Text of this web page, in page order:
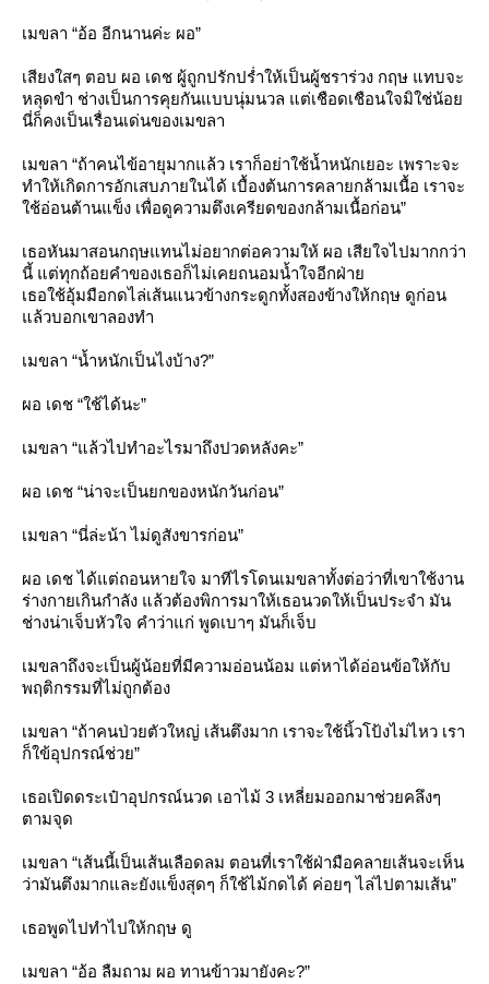
เมขลา “อ้อ อีกนานค่ะ ผอ”
เสียงใสๆ ตอบ ผอ เดช ผู้ถูกปรักปร่ำให้เป็นผู้ชราร่วง กฤษ แทบจะ
หลุดขำ ช่างเป็นการคุยกันแบบนุ่มนวล แต่เชือดเชือนใจมิใช่น้อ
นี่ก็คงเป็นเรื่อนเด่นของเมขลา
เมขลา “ถ้าคนไข้อายุมากแล้ว เราก็อย่าใช้น้ำหนักเยอะ เพราะจะ
ทำให้เกิดการอักเสบภายในได้ เบื้องต้นการคลายกล้ามเนื้อ เราจะ
ช้อ่อนต้านแข็ง เพื่อดูความตึงเครียดของกล้ามเนื้อก่อน”
เธอหันมาสอนกฤษแทนไม่อยากต่อความให้ ผอ เสียใจไปมากกว่า
นี้ แต่ทุกถ้อยคำของเธอก็ไม่เคยถนอมน้ำใจอีกฝ่า
เธอใช้อุ้มมือกดไล่เส้นแนวข้างกระดูกทั้งสองข้างให้กฤษ ดูก่อน
ล้วบอกเขาลองทำ
เมขลา “น้ำหนักเป็นไงบ้าง?”
ผอ เดช “ใช้ได้นะ”
เมขลา “แล้วไปทำอะไรมาถึงปวดหลังคะ”
ผอ เดช “น่าจะเป็นยกของหนักวันก่อน”
เมขลา “นี่ล่ะน้า ไม่ดูสังขารก่อน”
ผอ เดช ได้แต่ถอนหายใจ มาทีไรโดนเมขลาทั้งต่อว่าที่เขาใช้งาน
ร่างกายเกินกำลัง แล้วต้องพิการมาให้เธอนวดให้เป็นประจำ มัน
ช่างน่าเจ็บหัวใจ คำว่าแก่ พูดเบาๆ มันก็เจ็บ
เมขลาถึงจะเป็นผู้น้อยที่มีความอ่อนน้อม แต่หาได้อ่อนข้อให้กับ
พฤติกรรมที่ไม่ถูกต้อง
เมขลา “ถ้าคนป่วยตัวใหญ่ เส้นตึงมาก เราจะใช้นิ้วโป้งไม่ไหว เรา
ก็ใข้อุปกรณ์ช่วย”
เธอเปิดดระเป๋าอุปกรณ์นวด เอาไม้ 3 เหลี่ยมออกมาช่วยคลึงๆ
ตามจุด
เมขลา “เส้นนี้เป็นเส้นเลือดลม ตอนที่เราใช้ฝ่ามือคลายเส้นจะเห็น
ว่ามันตึงมากและยังแข็งสุดๆ ก็ใช้ไม้กดได้ ค่อยๆ ไล่ไปตามเส้น”
เธอพูดไปทำไปให้กฤษ ดู
เมขลา “อ้อ ลืมถาม ผอ ทานข้าวมายังคะ?”